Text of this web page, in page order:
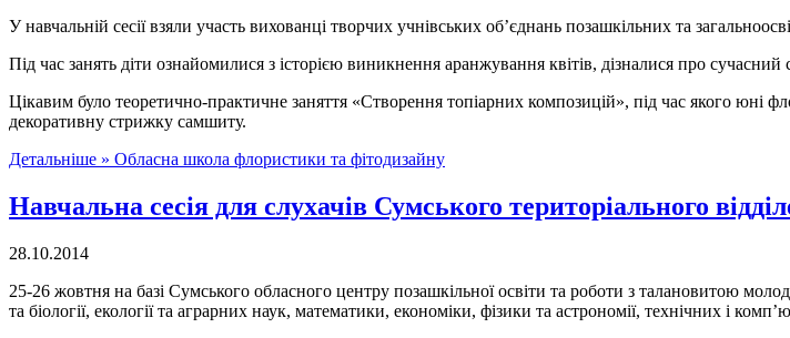
У навчальній сесії взяли участь вихованці творчих учнівських об’єднань позашкільних та
Під час занять діти ознайомилися з історією виникнення аранжування квітів, дізналися про
Цікавим було теоретично-практичне заняття «Створення топіарних композицій», під час якого юні
декоративну стрижку самшиту.
Детальніше » Обласна школа флористики та фітодизайну
Навчальна сесія для слухачів Сумського територіального
28.10.2014
25-26 жовтня на базі Сумського обласного центру позашкільної освіти та роботи з талановитою
та біології, екології та аграрних наук, математики, економіки, фізики та астрономії, технічних і